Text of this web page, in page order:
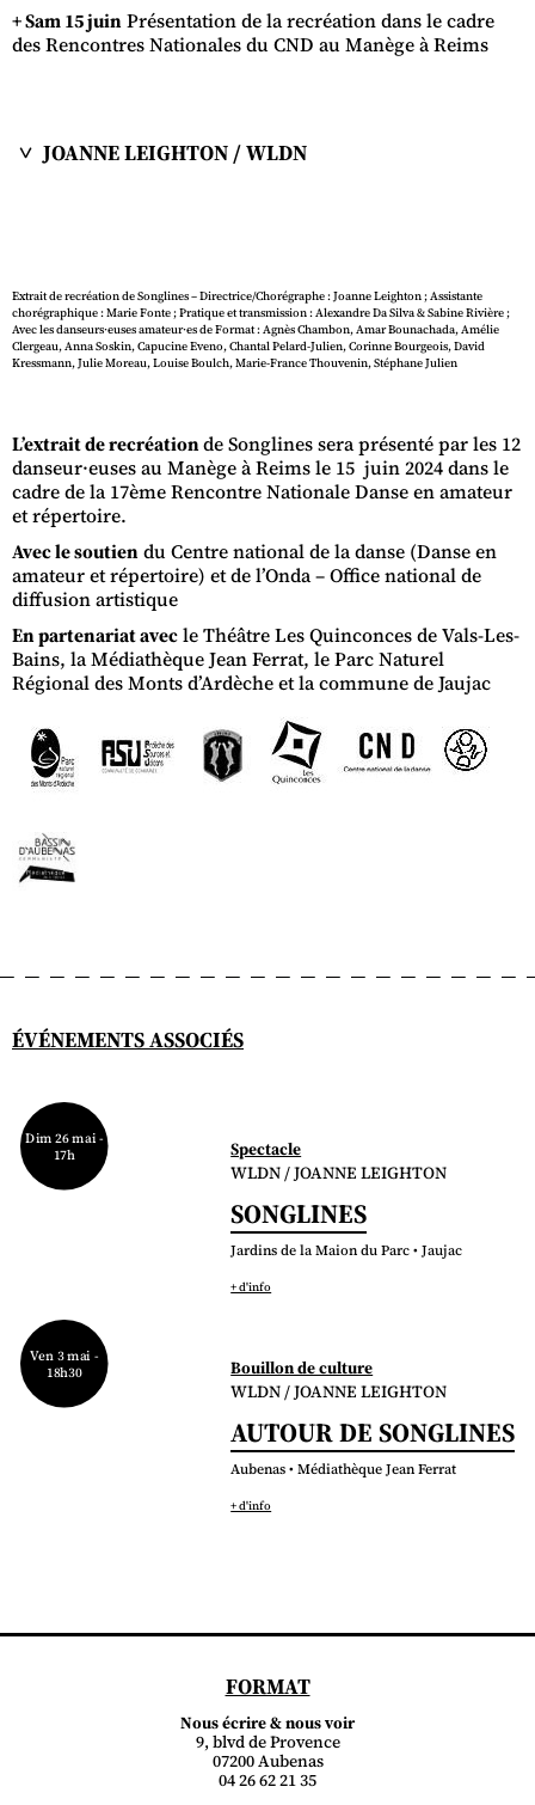
+ Sam 15 juinPrésentation de la recréation dans le cadre
des Rencontres Nationales du CND au Manège à Reims
JOANNE LEIGHTON / WLDN
Extrait de recréation de Songlines – Directrice/Chorégraphe : Joanne Leighton ; Assistante
chorégraphique : Marie Fonte ; Pratique et transmission : Alexandre Da Silva & Sabine Rivière ;
Avec les danseurs·euses amateur·es de Format : Agnès Chambon, Amar Bounachada, Amélie
Clergeau, Anna Soskin, Capucine Eveno, Chantal Pelard-Julien, Corinne Bourgeois, David
Kressmann, Julie Moreau, Louise Boulch, Marie-France Thouvenin, Stéphane Julien
L’extrait de recréationde Songlines sera présenté par les 12
danseur·euses au Manège à Reims le 15 juin 2024 dans le
cadre de la 17ème Rencontre Nationale Danse en amateur
et répertoire.
Avec le soutiendu Centre national de la danse (Danse en
amateur et répertoire) et de l’Onda – Office national de
diffusion artistique
En partenariat avecle Théâtre Les Quinconces de Vals-Les-
Bains, la Médiathèque Jean Ferrat, le Parc Naturel
Régional des Monts d’Ardèche et la commune de Jaujac
ÉVÉNEMENTS ASSOCIÉS
Spectacle
Dim 26 mai -
17h
WLDN / JOANNE LEIGHTON
SONGLINES
Jardins de la Maion du Parc • Jaujac
+ d'info
Bouillon de culture
Ven 3 mai -
18h30
WLDN / JOANNE LEIGHTON
AUTOUR DE SONGLINES
Aubenas • Médiathèque Jean Ferrat
+ d'info
FORMAT
Nous écrire & nous voir
9, blvd de Provence
07200 Aubenas
04 26 62 21 35